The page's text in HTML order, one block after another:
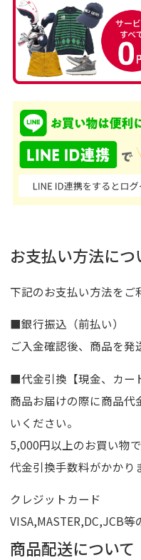
お支払い方法につ
下記のお支払い方法をご
■銀行振込（前払い）
ご入金確認後、商品を発
■代金引換【現金、カー
商品お届けの際に商品代
いください。
5,000円以上のお買い物
代金引換手数料がかかり
クレジットカード
VISA,MASTER,DC,JCB等
商品配送について